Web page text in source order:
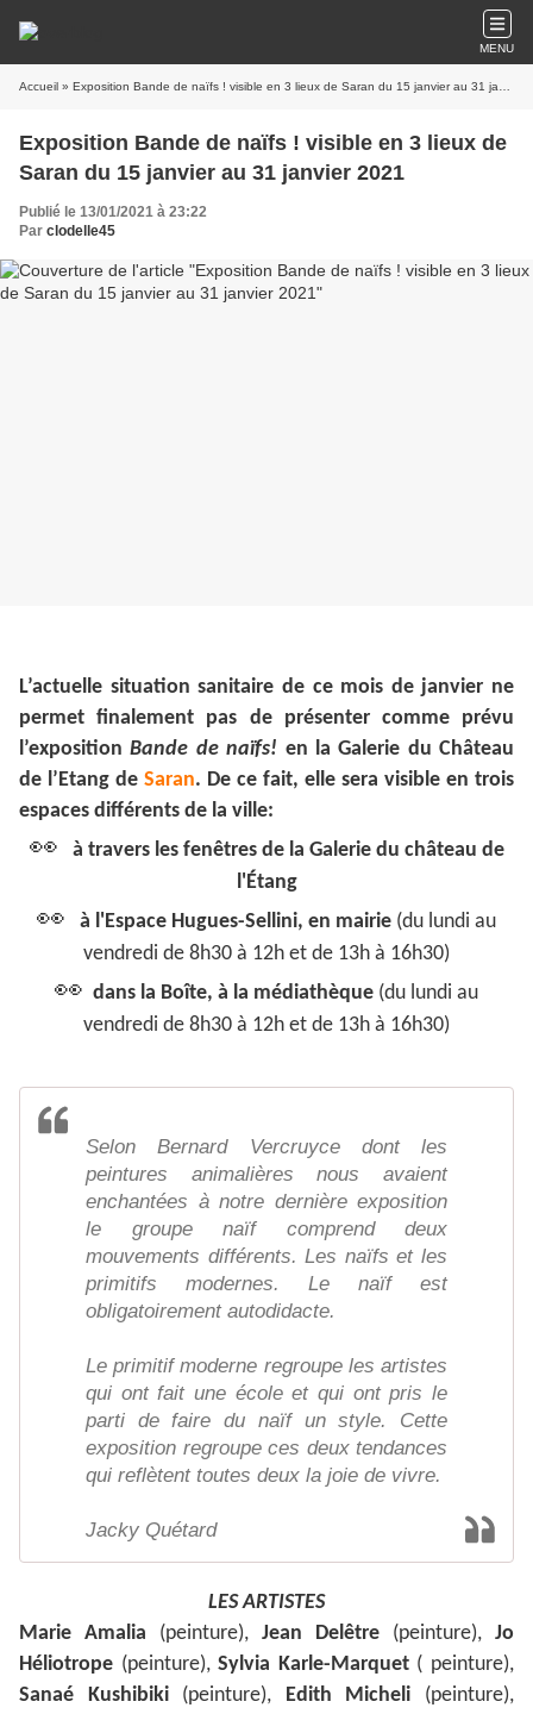
MENU
Accueil » Exposition Bande de naïfs ! visible en 3 lieux de Saran du 15 janvier au 31 janvier 2021
Exposition Bande de naïfs ! visible en 3 lieux de
Saran du 15 janvier au 31 janvier 2021
Publié le 13/01/2021 à 23:22
Par clodelle45
L’actuelle situation sanitaire de ce mois de janvier ne
permet finalement pas de présenter comme prévu
l’expositionBande de naïfs! en la Galerie du Château
de l’Etang de Saran. De ce fait, elle sera visible en trois
espaces différents de la ville:
👀
à travers les fenêtres de la Galerie du château de
l'Étang
👀 à l'Espace Hugues-Sellini, en mairie (du lundi au
vendredi de 8h30 à 12h et de 13h à 16h30)
👀 dans la Boîte, à la médiathèque (du lundi au
vendredi de 8h30 à 12h et de 13h à 16h30)
Selon Bernard Vercruyce dont les
peintures animalières nous avaient
enchantées à notre dernière exposition
le groupe naïf comprend deux
mouvements différents. Les naïfs et les
primitifs modernes. Le naïf est
obligatoirement autodidacte.
Le primitif moderne regroupe les artistes
qui ont fait une école et qui ont pris le
parti de faire du naïf un style. Cette
exposition regroupe ces deux tendances
qui reflètent toutes deux la joie de vivre.
Jacky Quétard
LES ARTISTES
Marie Amalia (peinture), Jean Delêtre (peinture), Jo
Héliotrope (peinture),Sylvia Karle-Marquet( peinture),
Sanaé Kushibiki(peinture), Edith Micheli (peinture),